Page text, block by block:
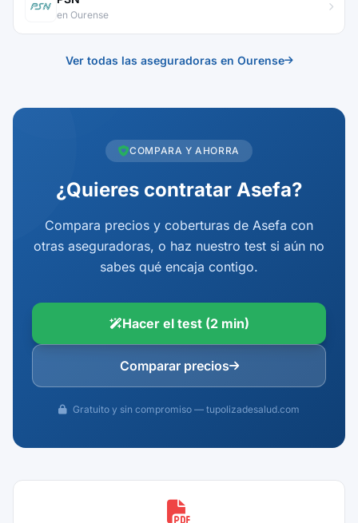
en Ourense
Ver todas las aseguradoras en Ourense
COMPARA Y AHORRA
¿Quieres contratar Asefa?
Compara precios y coberturas de Asefa con
otras aseguradoras, o haz nuestro test si aún no
sabes qué encaja contigo.
Hacer el test (2 min)
Comparar precios
Gratuito y sin compromiso — tupolizadesalud.com